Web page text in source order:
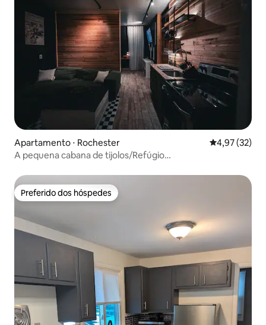
Apartamento ⋅ Rochester 4,97 de uma
4,97 (32)
A pequena cabana de tijolos/Refúgio
Preferido dos hóspedes
Preferido dos hóspedes